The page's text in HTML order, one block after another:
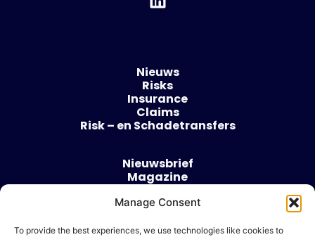
Manage Consent
To provide the best experiences, we use technologies like cookies to
Nieuws
Risks
Insurance
Claims
Risk – en Schadetransfers
Nieuwsbrief
Magazine
Over